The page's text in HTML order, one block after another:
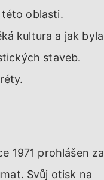
oblasti.
kultura a jak byla
staveb.
1971 prohlášen za
Svůj otisk na